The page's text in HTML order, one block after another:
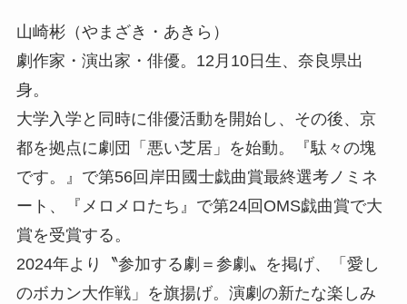
山崎彬（やまざき・あきら）
劇作家・演出家・俳優。12月10日生、奈良県出
身。
大学入学と同時に俳優活動を開始し、その後、京
都を拠点に劇団「悪い芝居」を始動。『駄々の塊
です。』で第56回岸田國士戯曲賞最終選考ノミネ
ート、『メロメロたち』で第24回OMS戯曲賞で大
賞を受賞する。
2024年より〝参加する劇＝参劇〟を掲げ、「愛し
のボカン大作戦」を旗揚げ。演劇の新たな楽しみ